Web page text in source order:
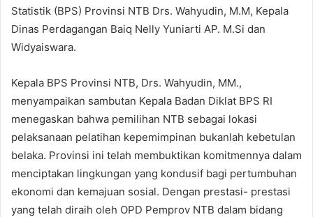
Statistik (BPS) Provinsi NTB Drs. Wahyudin, M.M, Kepala
Dinas Perdagangan Baiq Nelly Yuniarti AP. M.Si dan
Widyaiswara.
Kepala BPS Provinsi NTB, Drs. Wahyudin, MM.,
menyampaikan sambutan Kepala Badan Diklat BPS RI
menegaskan bahwa pemilihan NTB sebagai lokasi
pelaksanaan pelatihan kepemimpinan bukanlah kebetulan
belaka. Provinsi ini telah membuktikan komitmennya dalam
menciptakan lingkungan yang kondusif bagi pertumbuhan
ekonomi dan kemajuan sosial. Dengan prestasi- prestasi
yang telah diraih oleh OPD Pemprov NTB dalam bidang